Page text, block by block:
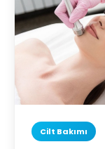
Cilt Bakımı